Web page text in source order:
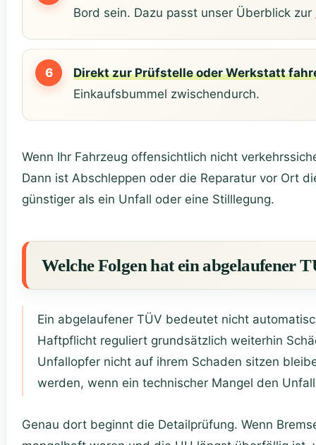
Bord sein. Dazu passt unser Überblick zur
Direkt zur Prüfstelle oder Werkstatt
Einkaufsbummel zwischendurch.
Wenn Ihr Fahrzeug offensichtlich nicht
Dann ist Abschleppen oder die Reparatur vor Ort
günstiger als ein Unfall oder eine Stilllegung.
Welche Folgen hat ein abgelaufener
Ein abgelaufener TÜV bedeutet nicht
Haftpflicht reguliert grundsätzlich weiterhin
Unfallopfer nicht auf ihrem Schaden sitzen
werden, wenn ein technischer Mangel den
Genau dort beginnt die Detailprüfung. Wenn